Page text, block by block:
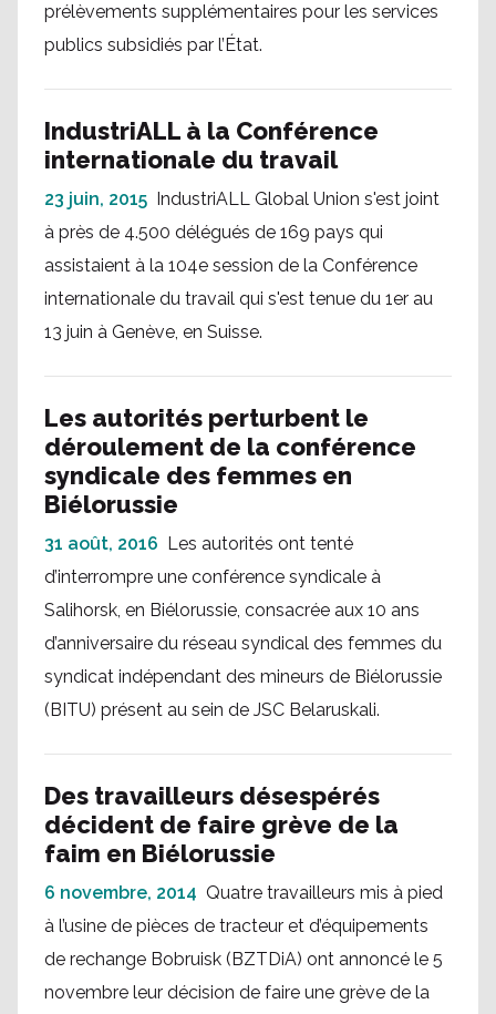
prélèvements supplémentaires pour les services
publics subsidiés par l’État.
IndustriALL à la Conférence
internationale du travail
23 juin, 2015 IndustriALL Global Union s'est joint
à près de 4.500 délégués de 169 pays qui
assistaient à la 104e session de la Conférence
internationale du travail qui s'est tenue du 1er au
13 juin à Genève, en Suisse.
Les autorités perturbent le
déroulement de la conférence
syndicale des femmes en
Biélorussie
31 août, 2016 Les autorités ont tenté
d’interrompre une conférence syndicale à
Salihorsk, en Biélorussie, consacrée aux 10 ans
d’anniversaire du réseau syndical des femmes du
syndicat indépendant des mineurs de Biélorussie
(BITU) présent au sein de JSC Belaruskali.
Des travailleurs désespérés
décident de faire grève de la
faim en Biélorussie
6 novembre, 2014 Quatre travailleurs mis à pied
à l’usine de pièces de tracteur et d’équipements
de rechange Bobruisk (BZTDiA) ont annoncé le 5
novembre leur décision de faire une grève de la